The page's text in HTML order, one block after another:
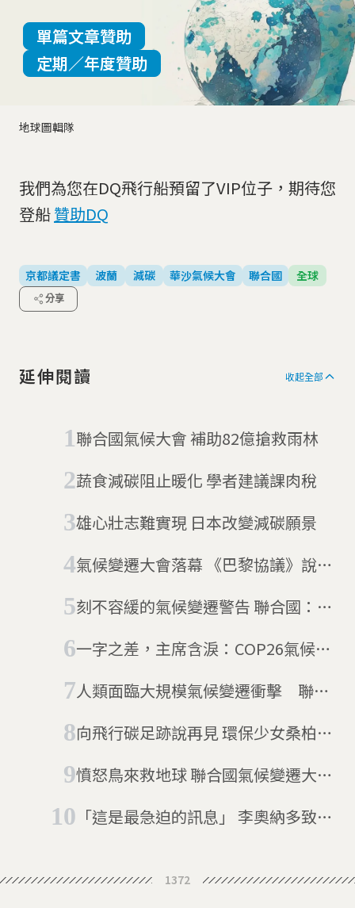
地球圖輯隊
單篇文章贊助
定期／年度贊助
我們為您在DQ飛行船預留了VIP位子，期待您
登船贊助DQ
京都議定書 波蘭 減碳 華沙氣候大會 聯合國 全球
分享
延伸閱讀 收起全部
聯合國氣候大會 補助82億搶救雨林
蔬食減碳阻止暖化 學者建議課肉稅
雄心壯志難實現 日本改變減碳願景
氣候變遷大會落幕 《巴黎協議》說了
刻不容緩的氣候變遷警告 聯合國：再
一字之差，主席含淚：COP26氣候變
了什麼？
人類面臨大規模氣候變遷衝擊 聯合
向飛行碳足跡說再見 環保少女桑柏格
憤怒鳥來救地球 聯合國氣候變遷大使
「這是最急迫的訊息」 李奧納多致詞
1372